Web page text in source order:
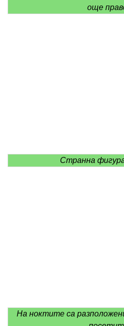
още
Странна
На ноктите са